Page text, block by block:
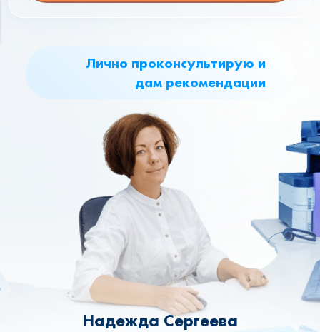
Лично проконсультирую и
дам рекомендации
Надежда Сергеева